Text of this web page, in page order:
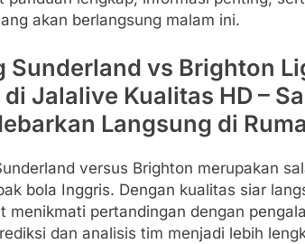
akan berlangsung malam ini.
Sunderland vs Brighton
Jalalive Kualitas HD –
Langsung di
versus Brighton merupakan
bola Inggris. Dengan kualitas siar
menikmati pertandingan dengan
dan analisis tim menjadi lebih